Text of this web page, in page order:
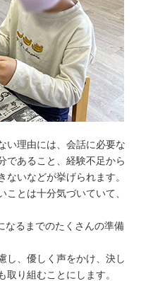
い理由には、会話に必要な
であること、経験不足から
いなどが挙げられます。
ことは十分気づいていて、
なるまでのたくさんの準備
し、優しく声をかけ、決し
り組むことにします。